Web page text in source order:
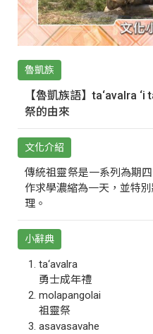
魯凱族
【魯凱族語】ta‘avalra
祭的由來
文化介紹
傳統祖靈祭是一系列為期
作求學濃縮為一天，並特
理。
小辭典
ta‘avalra
勇士成年禮
molapangolai
祖靈祭
asavasavahe